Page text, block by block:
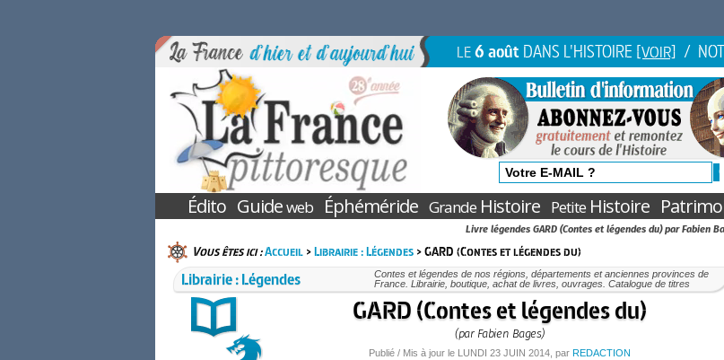
LE6 août DANS L'HISTOIRE [VOIR] /
Édito Guideweb Éphéméride GrandeHistoire PetiteHistoire
Livre légendes GARD (Contes et légendes du) par Fabien
Vous êtes ici :Accueil>Librairie : Légendes> GARD (Contes et légendes du)
Librairie : Légendes
Contes et légendes de nos régions, départements et anciennes provinces de
France. Librairie, boutique, achat de livres, ouvrages. Catalogue de titres
GARD (Contes et légendes du)
(par Fabien Bages)
Publié / Mis à jour le LUNDI 23 JUIN 2014 , par REDACTION